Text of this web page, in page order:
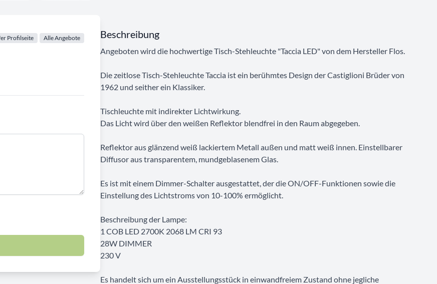
Profilseite Alle Angebote Beschreibung
Angeboten wird die hochwertige Tisch-Stehleuchte "Taccia LED" von dem Hersteller Flos.
Die zeitlose Tisch-Stehleuchte Taccia ist ein berühmtes Design der Castiglioni Brüder von
1962 und seither ein Klassiker.
Tischleuchte mit indirekter Lichtwirkung.
Das Licht wird über den weißen Reflektor blendfrei in den Raum abgegeben.
Reflektor aus glänzend weiß lackiertem Metall außen und matt weiß innen. Einstellbarer
Diffusor aus transparentem, mundgeblasenem Glas.
Es ist mit einem Dimmer-Schalter ausgestattet, der die ON/OFF-Funktionen sowie die
Einstellung des Lichtstroms von 10-100% ermöglicht.
Beschreibung der Lampe:
1 COB LED 2700K 2068 LM CRI 93
28W DIMMER
230 V
Es handelt sich um ein Ausstellungsstück in einwandfreiem Zustand ohne jegliche